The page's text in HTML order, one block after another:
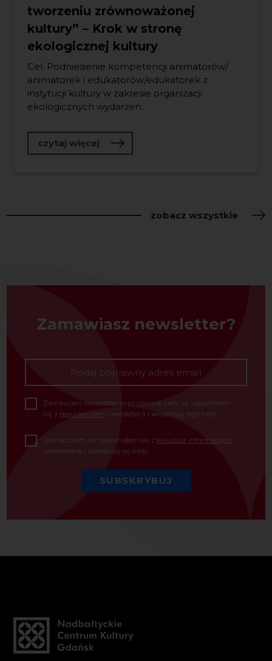
tworzeniu zrównoważonej
kultury” – Krok w stronę
ekologicznej kultury
Cel: Podniesienie kompetencji animatorów/
animatorek i edukatorów/edukatorek z
instytucji kultury w zakresie organizacji
ekologicznych wydarzeń.
czytaj więcej o „Lider_ka zielonej kultury:
zobacz wszystkie
Zamawiasz newsletter?
Zamawiam newsletter oraz oświadczam, że zapoznałem
się z regulaminem newslettera i akceptuję jego treść.
Oświadczam, że zapoznałem się z klauzulą informacyjną
newslettera i akceptuję jej treść.
SUBSKRYBUJ